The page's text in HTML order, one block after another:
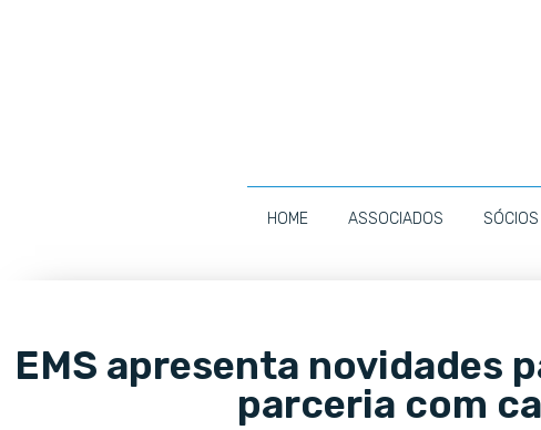
HOME ASSOCIADOS
EMS apresenta novidades
parceria com